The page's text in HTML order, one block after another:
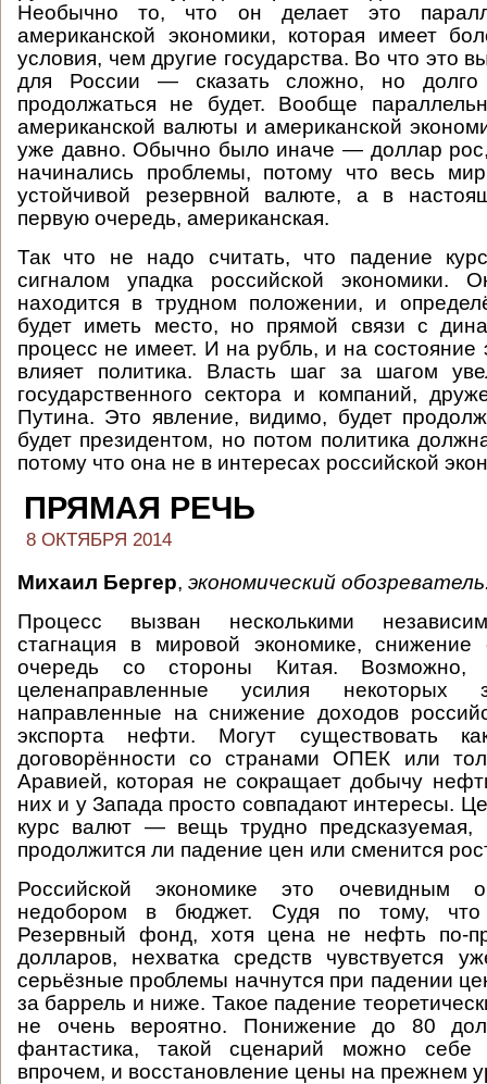
Необычно то, что он делает это
американской экономики, которая имеет
условия, чем другие государства. Во что это
для России — сказать сложно, но долго
продолжаться не будет. Вообще
американской валюты и американской
уже давно. Обычно было иначе — доллар
начинались проблемы, потому что весь
устойчивой резервной валюте, а в
первую очередь, американская.
Так что не надо считать, что падение
сигналом упадка российской экономики.
находится в трудном положении, и
будет иметь место, но прямой связи с
процесс не имеет. И на рубль, и на состояние
влияет политика. Власть шаг за шагом
государственного сектора и компаний,
Путина. Это явление, видимо, будет
будет президентом, но потом политика
потому что она не в интересах российской
ПРЯМАЯ РЕЧЬ
8 ОКТЯБРЯ 2014
Михаил Бергер, экономический
Процесс вызван несколькими
стагнация в мировой экономике,
очередь со стороны Китая.
целенаправленные усилия некоторых
направленные на снижение доходов
экспорта нефти. Могут существовать
договорённости со странами ОПЕК или
Аравией, которая не сокращает добычу
них и у Запада просто совпадают интересы.
курс валют — вещь трудно предсказуемая,
продолжится ли падение цен или сменится
Российской экономике это очевидным
недобором в бюджет. Судя по тому, что
Резервный фонд, хотя цена не нефть по-
долларов, нехватка средств чувствуется
серьёзные проблемы начнутся при падении
за баррель и ниже. Такое падение
не очень вероятно. Понижение до 80
фантастика, такой сценарий можно себе
впрочем, и восстановление цены на прежнем